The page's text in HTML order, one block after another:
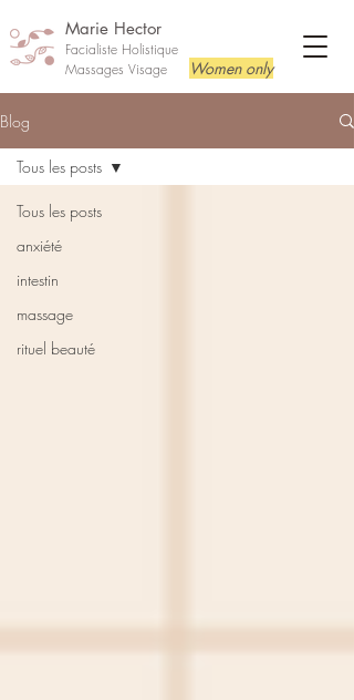
Marie Hector
Facialiste Holistique
Massages Visage
Women only
Blog
Tous les posts
anxiété
intestin
massage
rituel beauté
Tous les posts